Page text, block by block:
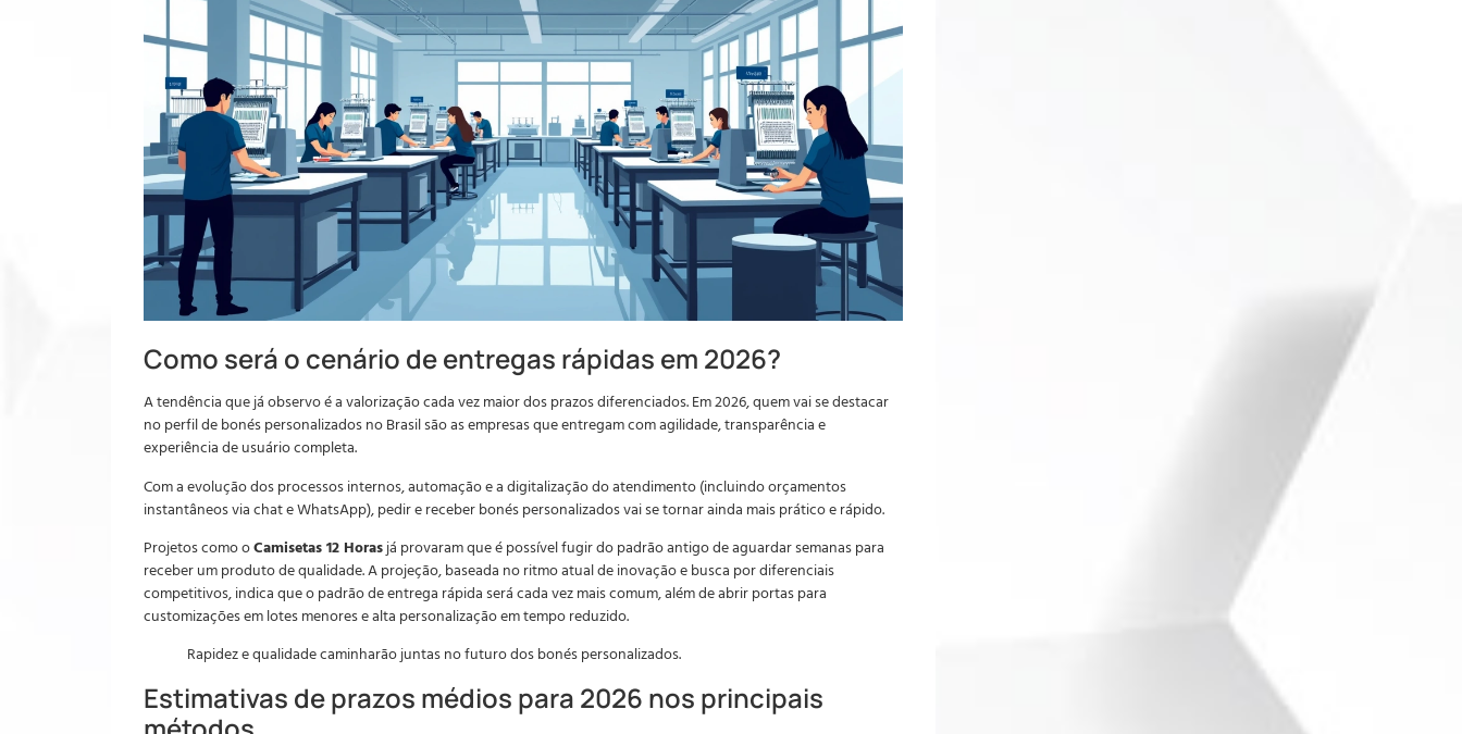
Como será o cenário de entregas rápidas em 2026?
A tendência que já observo é a valorização cada vez maior dos prazos diferenciados. Em 2026, quem vai se destacar
no perfil de bonés personalizados no Brasil são as empresas que entregam com agilidade, transparência e
experiência de usuário completa.
Com a evolução dos processos internos, automação e a digitalização do atendimento (incluindo orçamentos
instantâneos via chat e WhatsApp), pedir e receber bonés personalizados vai se tornar ainda mais prático e rápido.
Projetos como oCamisetas 12 Horas já provaram que é possível fugir do padrão antigo de aguardar semanas para
receber um produto de qualidade. A projeção, baseada no ritmo atual de inovação e busca por diferenciais
competitivos, indica que o padrão de entrega rápida será cada vez mais comum, além de abrir portas para
customizações em lotes menores e alta personalização em tempo reduzido.
Rapidez e qualidade caminharão juntas no futuro dos bonés personalizados.
Estimativas de prazos médios para 2026 nos principais